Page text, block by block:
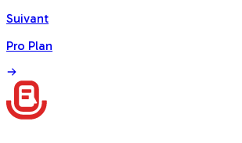
Suivant
Pro Plan